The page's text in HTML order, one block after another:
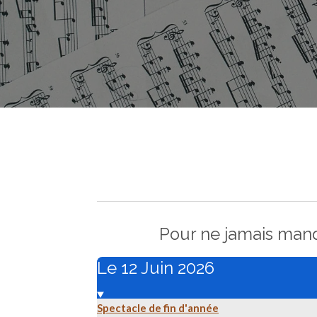
Pour ne jamais
Le 12 Juin 2026
Spectacle de fin d'année